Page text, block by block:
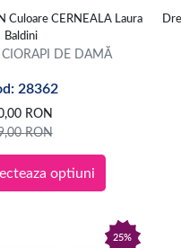
Culoare CERNEALA Laura
Baldini
CIORAPI DE DAMĂ
28362
RON
RON
optiuni
25%